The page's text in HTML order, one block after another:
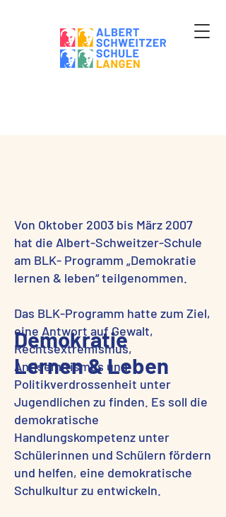
Von Oktober 2003 bis März 2007
hat die Albert-Schweitzer-Schule
am BLK- Programm „Demokratie
lernen & leben“ teilgenommen.
Das BLK-Programm hatte zum Ziel,
eine Antwort auf Gewalt,
Rechtsextremismus,
Antisemitismus und
Politikverdrossenheit unter
Jugendlichen zu finden. Es soll die
demokratische
Handlungskompetenz unter
Schülerinnen und Schülern fördern
und helfen, eine demokratische
Schulkultur zu entwickeln.
Demokratie
Lernen & Leben